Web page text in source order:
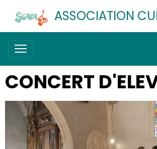
ASSOCIATION
CONCERT